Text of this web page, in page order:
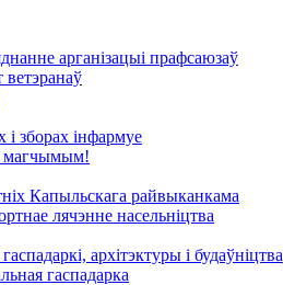
арганізацыі прафсаюзаў
і зборах інфармуе
магчымым!
Капыльскага райвыканкама
лячэнне насельніцтва
архітэктуры і будаўніцтва
гаспадарка